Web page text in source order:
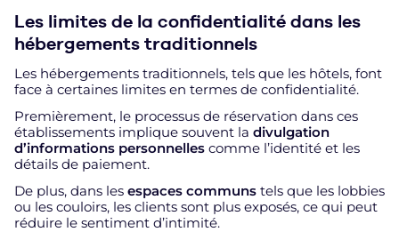
Les limites de la confidentialité dans les
hébergements traditionnels
Les hébergements traditionnels, tels que les hôtels, font
face à certaines limites en termes de confidentialité.
Premièrement, le processus de réservation dans ces
établissements implique souvent la divulgation
d’informations personnelles comme l’identité et les
détails de paiement.
De plus, dans les espaces communs tels que les lobbies
ou les couloirs, les clients sont plus exposés, ce qui peut
réduire le sentiment d’intimité.